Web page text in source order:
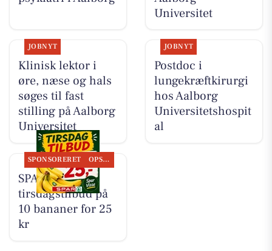
Universitet
JOBNYT
Klinisk lektor i
øre, næse og hals
søges til fast
stilling på Aalborg
Universitet
JOBNYT
Postdoc i
lungekræftkirurgi
hos Aalborg
Universitetshospit
al
SPONSORERET OPSLAGSTAVLEN
SPAR Visse har
tirsdagstilbud på
10 bananer for 25
kr